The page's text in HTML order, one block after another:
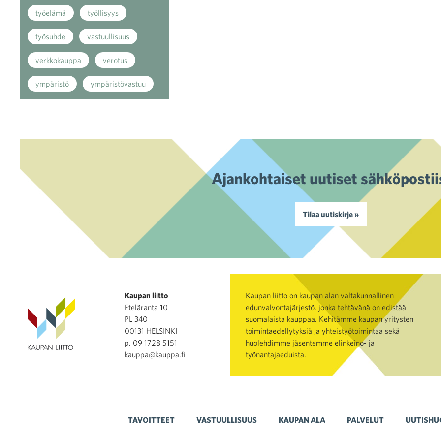
työelämä työllisyys
työsuhde vastuullisuus
verkkokauppa verotus
ympäristö ympäristövastuu
Ajankohtaiset uutiset
Tilaa uutiskirje »
Kaupan liitto
Eteläranta 10
PL 340
00131 HELSINKI
p. 09 1728 5151
kauppa@kauppa.fi
Kaupan liitto on kaupan alan valtakunnallinen
edunvalvontajärjestö, jonka tehtävänä on edistää
suomalaista kauppaa. Kehitämme kaupan yritysten
toimintaedellytyksiä ja yhteistyötoimintaa sekä
huolehdimme jäsentemme elinkeino- ja
työnantajaeduista.
TAVOITTEET VASTUULLISUUS KAUPAN ALA PALVELUT